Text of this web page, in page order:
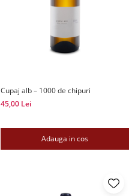
Cupaj alb – 1000 de chipuri
45,00 Lei
Adauga in cos